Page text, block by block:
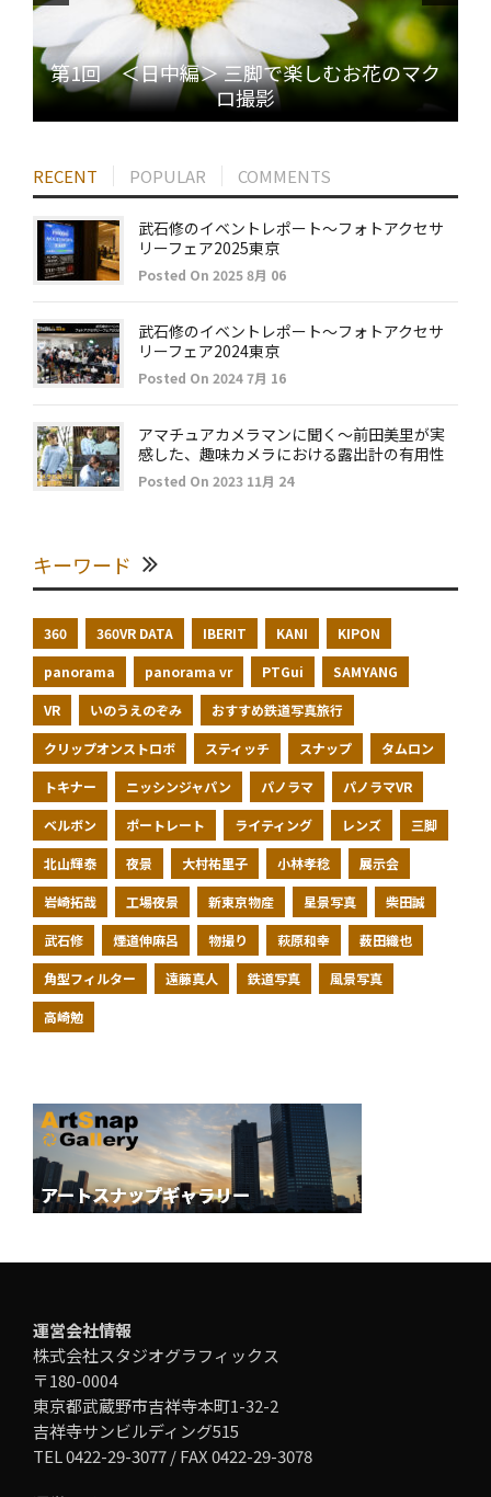
第1回 ＜日中編＞ 三脚で楽しむお花のマク
ロ撮影
RECENT POPULAR COMMENTS
武石修のイベントレポート～フォトアクセサ
リーフェア2025東京
Posted On 2025 8月 06
武石修のイベントレポート～フォトアクセサ
リーフェア2024東京
Posted On 2024 7月 16
アマチュアカメラマンに聞く～前田美里が実
感した、趣味カメラにおける露出計の有用性
Posted On 2023 11月 24
キーワード
360 360VR DATA IBERIT KANI KIPON
panorama panorama vr PTGui SAMYANG
VR いのうえのぞみ おすすめ鉄道写真旅行
クリップオンストロボ スティッチ スナップ タムロン
トキナー ニッシンジャパン パノラマ パノラマVR
ベルボン ポートレート ライティング レンズ 三脚
北山輝泰 夜景 大村祐里子 小林孝稔 展示会
岩崎拓哉 工場夜景 新東京物産 星景写真 柴田誠
武石修 煙道伸麻呂 物撮り 萩原和幸 薮田織也
角型フィルター 遠藤真人 鉄道写真 風景写真
高崎勉
運営会社情報
株式会社スタジオグラフィックス
〒180-0004
東京都武蔵野市吉祥寺本町1-32-2
吉祥寺サンビルディング515
TEL 0422-29-3077 / FAX 0422-29-3078